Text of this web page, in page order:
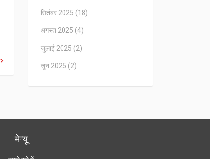
सितंबर 2025 (18)
अगस्त 2025 (4)
जुलाई 2025 (2)
जून 2025 (2)
मेन्यू